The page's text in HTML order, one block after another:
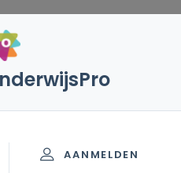
AANMELDEN